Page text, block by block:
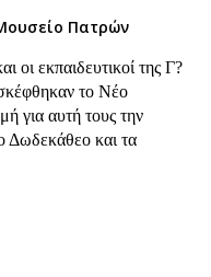
Πατρών
οι εκπαιδευτικοί της Γ?
το Νέο
για αυτή τους την
Δωδεκάθεο και τα